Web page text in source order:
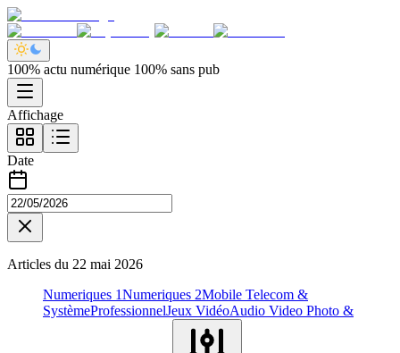
100% actu numérique 100% sans pub
Affichage
Date
Articles du 22 mai 2026
Numeriques 1Numeriques 2Mobile Telecom &
SystèmeProfessionnelJeux VidéoAudio Video Photo &